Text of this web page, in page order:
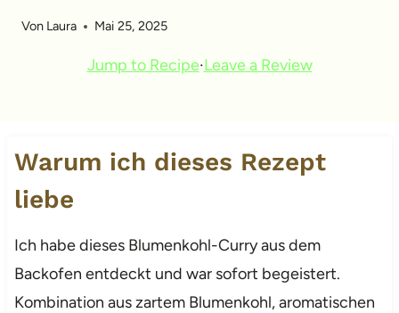
Von Laura Mai 25, 2025
Jump to Recipe·Leave a Review
Warum ich dieses Rezept
liebe
Ich habe dieses Blumenkohl-Curry aus dem
Backofen entdeckt und war sofort begeistert.
Kombination aus zartem Blumenkohl, aromatischen